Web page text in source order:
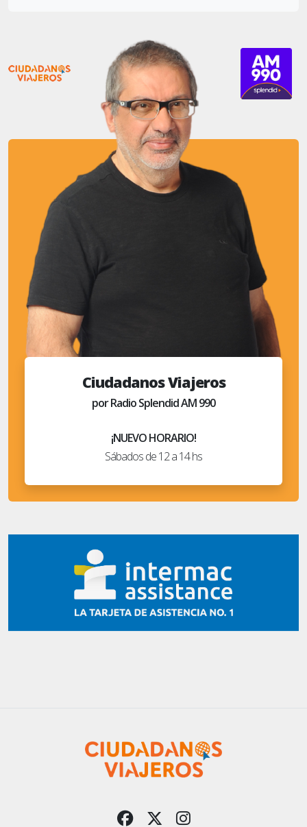
Ciudadanos Viajeros
por Radio Splendid AM 990
¡NUEVO HORARIO!
Sábados de 12 a 14 hs